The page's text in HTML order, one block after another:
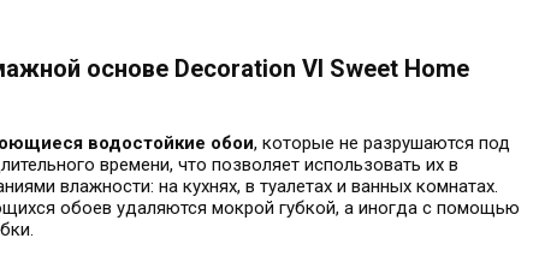
основе Decoration VI Sweet Home
водостойкие обои, которые не разрушаются под
времени, что позволяет использовать их в
влажности: на кухнях, в туалетах и ванных комнатах.
обоев удаляются мокрой губкой, а иногда с помощью